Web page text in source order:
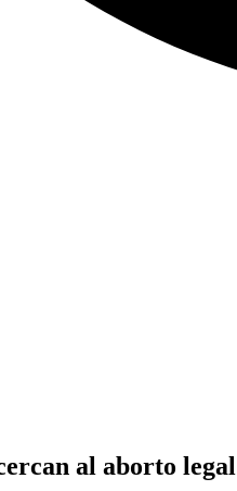
al aborto legal